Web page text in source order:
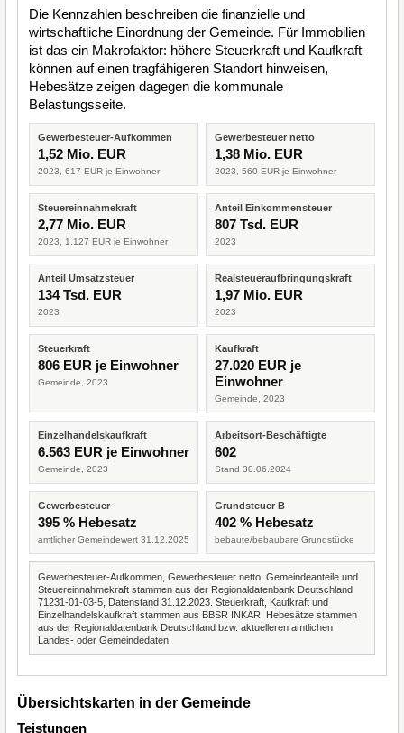
Die Kennzahlen beschreiben die finanzielle und
wirtschaftliche Einordnung der Gemeinde. Für Immobilien
ist das ein Makrofaktor: höhere Steuerkraft und Kaufkraft
können auf einen tragfähigeren Standort hinweisen,
Hebesätze zeigen dagegen die kommunale
Belastungsseite.
Gewerbesteuer-Aufkommen
1,52 Mio. EUR
2023, 617 EUR je Einwohner
Gewerbesteuer netto
1,38 Mio. EUR
2023, 560 EUR je Einwohner
Steuereinnahmekraft
2,77 Mio. EUR
2023, 1.127 EUR je Einwohner
Anteil Einkommensteuer
807 Tsd. EUR
2023
Anteil Umsatzsteuer
134 Tsd. EUR
2023
Realsteueraufbringungskraft
1,97 Mio. EUR
2023
Steuerkraft
806 EUR je Einwohner
Gemeinde, 2023
Kaufkraft
27.020 EUR je
Einwohner
Gemeinde, 2023
Einzelhandelskaufkraft
6.563 EUR je Einwohner
Gemeinde, 2023
Arbeitsort-Beschäftigte
602
Stand 30.06.2024
Gewerbesteuer
395 % Hebesatz
amtlicher Gemeindewert 31.12.2025
Grundsteuer B
402 % Hebesatz
bebaute/bebaubare Grundstücke
Gewerbesteuer-Aufkommen, Gewerbesteuer netto, Gemeindeanteile und
Steuereinnahmekraft stammen aus der Regionaldatenbank Deutschland
71231-01-03-5, Datenstand 31.12.2023. Steuerkraft, Kaufkraft und
Einzelhandelskaufkraft stammen aus BBSR INKAR. Hebesätze stammen
aus der Regionaldatenbank Deutschland bzw. aktuelleren amtlichen
Landes- oder Gemeindedaten.
Übersichtskarten in der Gemeinde
Teistungen